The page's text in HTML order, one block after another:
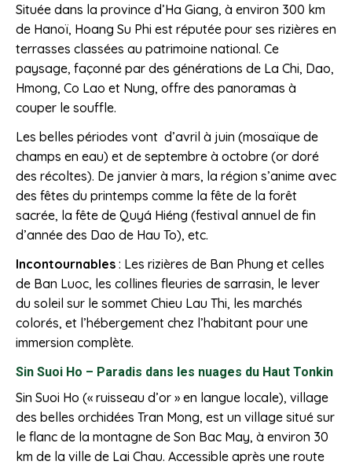
Située dans la province d’Ha Giang, à environ 300 km
de Hanoï, Hoang Su Phi est réputée pour ses rizières en
terrasses classées au patrimoine national. Ce
paysage, façonné par des générations de La Chi, Dao,
Hmong, Co Lao et Nung, offre des panoramas à
couper le souffle.
Les belles périodes vont d’avril à juin (mosaïque de
champs en eau) et de septembre à octobre (or doré
des récoltes). De janvier à mars, la région s’anime avec
des fêtes du printemps comme la fête de la forêt
sacrée, la fête de Quyá Hiéng (festival annuel de fin
d’année des Dao de Hau To), etc.
Incontournables : Les rizières de Ban Phung et celles
de Ban Luoc, les collines fleuries de sarrasin, le lever
du soleil sur le sommet Chieu Lau Thi, les marchés
colorés, et l’hébergement chez l’habitant pour une
immersion complète.
Sin Suoi Ho – Paradis dans les nuages du Haut Tonkin
Sin Suoi Ho (« ruisseau d’or » en langue locale), village
des belles orchidées Tran Mong, est un village situé sur
le flanc de la montagne de Son Bac May, à environ 30
km de la ville de Lai Chau. Accessible après une route